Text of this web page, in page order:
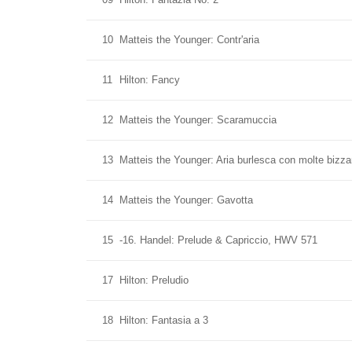
10 Matteis the Younger: Contr'aria
11 Hilton: Fancy
12 Matteis the Younger: Scaramuccia
13 Matteis the Younger: Aria burlesca con molte
14 Matteis the Younger: Gavotta
15 -16. Handel: Prelude & Capriccio, HWV 571
17 Hilton: Preludio
18 Hilton: Fantasia a 3